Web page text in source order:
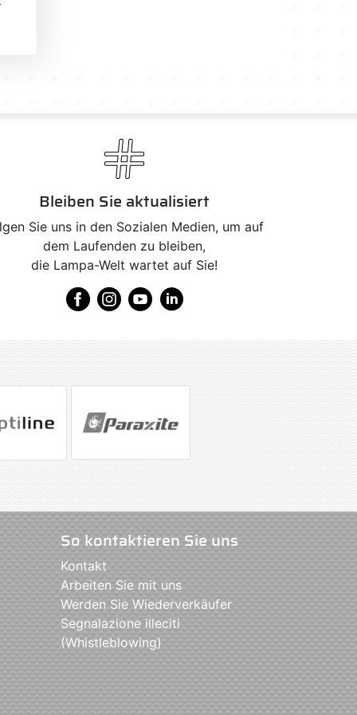
Bleiben Sie aktualisiert
Sie uns in den Sozialen Medien, um auf
dem Laufenden zu bleiben,
die Lampa-Welt wartet auf Sie!
So kontaktieren Sie uns
Kontakt
Arbeiten Sie mit uns
Werden Sie Wiederverkäufer
Segnalazione illeciti
(Whistleblowing)